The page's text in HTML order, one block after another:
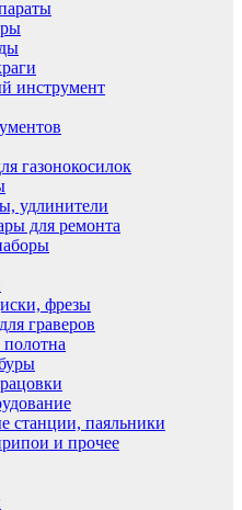
инструмент
газонокосилок
удлинители
для ремонта
фрезы
граверов
станции, паяльники
и прочее